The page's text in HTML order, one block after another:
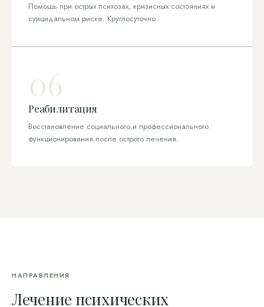
Помощь при острых психозах, кризисных состояниях и
суицидальном риске. Круглосуточно.
06
Реабилитация
Восстановление социального и профессионального
функционирования после острого лечения.
НАПРАВЛЕНИЯ
Лечение психических